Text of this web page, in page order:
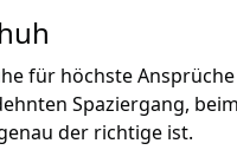
für höchste
Spaziergang,
der richtige ist.